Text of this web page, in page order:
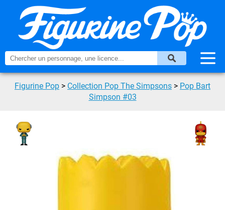
Figurine Pop > Collection Pop The Simpsons > Pop Bart
Simpson #03